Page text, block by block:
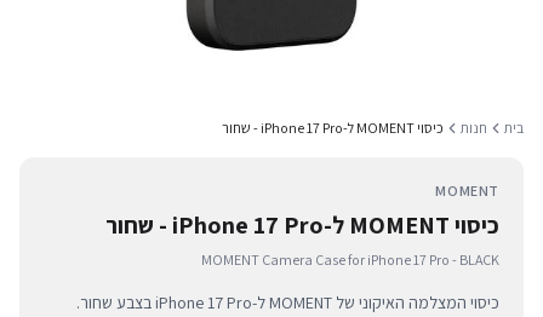
בית חנות כיסוי MOMENT ל-iPhone 17 Pro - שחור
MOMENT
כיסוי MOMENT ל-iPhone 17 Pro - שחור
MOMENT Camera Case for iPhone 17 Pro - BLACK
כיסוי המצלמה האיקוני של MOMENT ל-iPhone 17 Pro בצבע שחור.